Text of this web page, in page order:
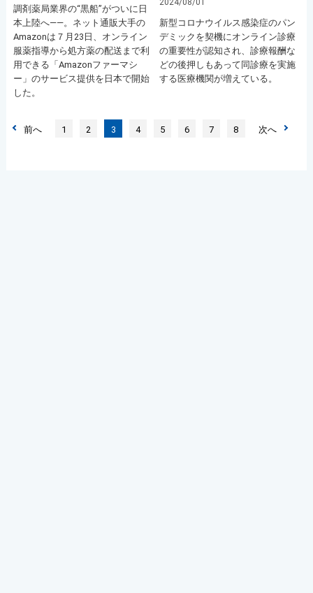
調剤薬局業界の“黒船”がついに日
本上陸へ――。ネット通販大手の
Amazonは７月23日、オンライン
服薬指導から処方薬の配送まで利
用できる「Amazonファーマシ
ー」のサービス提供を日本で開始
した。
新型コロナウイルス感染症のパン
デミックを契機にオンライン診療
の重要性が認知され、診療報酬な
どの後押しもあって同診療を実施
する医療機関が増えている。
前へ 1 2 3 4 5 6 7 8 次へ